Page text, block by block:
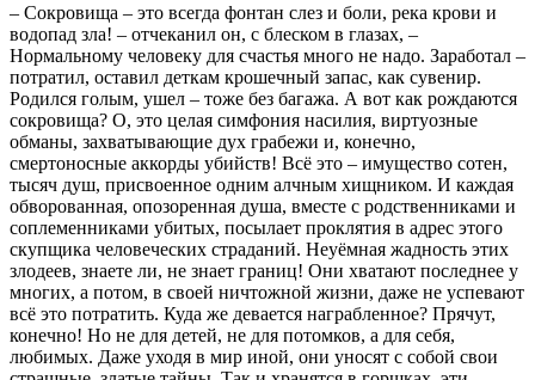
– Сокровища – это всегда фонтан слез и боли, река крови и
водопад зла! – отчеканил он, с блеском в глазах, –
Нормальному человеку для счастья много не надо. Заработал –
потратил, оставил деткам крошечный запас, как сувенир.
Родился голым, ушел – тоже без багажа. А вот как рождаются
сокровища? О, это целая симфония насилия, виртуозные
обманы, захватывающие дух грабежи и, конечно,
смертоносные аккорды убийств! Всё это – имущество сотен,
тысяч душ, присвоенное одним алчным хищником. И каждая
обворованная, опозоренная душа, вместе с родственниками и
соплеменниками убитых, посылает проклятия в адрес этого
скупщика человеческих страданий. Неуёмная жадность этих
злодеев, знаете ли, не знает границ! Они хватают последнее у
многих, а потом, в своей ничтожной жизни, даже не успевают
всё это потратить. Куда же девается награбленное? Прячут,
конечно! Но не для детей, не для потомков, а для себя,
любимых. Даже уходя в мир иной, они уносят с собой свои